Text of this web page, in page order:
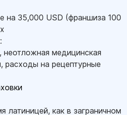
на 35,000 USD (франшиза 100
медицинская
расходы на рецептурные
латиницей, как в заграничном